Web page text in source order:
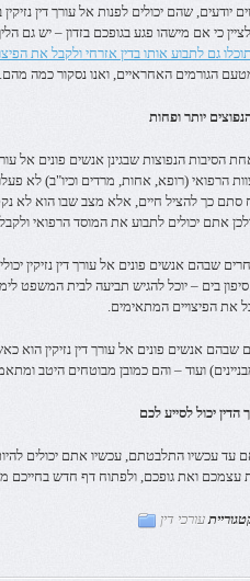
יודעים, שהם יכולים לפנות אל עורך דין
כי אם מישהו פגע בגופכם בזדון – יש גם
תוכלו גם לתבוע אותו בדין אזרחי ולקבל את
הגורמים האחראיים, ואנו נסקור כמה מהם.
יותר ופחות
הסיבות הנפוצות שבגינן אנשים פונים אל
הרפואי (רופא, אחות, מרדים וכיו"ב) לא
כך להציל חיים, אלא מצב שבו הוא לא נקט
אתם יכולים לתבוע את המוסד הרפואי ולקבל
שבהם אנשים פונים אל עורך דין נזיקין
סיפון בים – יוכל להגיש תביעה לבית המשפט
את הפיצויים המתאימים.
שבהם אנשים פונים אל עורך דין נזיקין
ועוד – והם כמובן מבוטחים היטב
הדין יכול לסייע לכם
עד עכשיו התלבטתם, עכשיו אתם יכולים
ואת גופכם, ולפתוח דף חדש בחייכם
עורכי דין